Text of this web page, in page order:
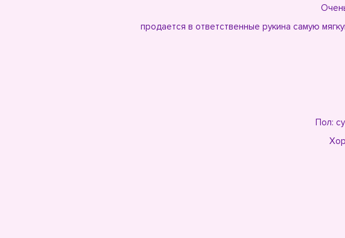
продается в ответственные рукина самую
Пол: